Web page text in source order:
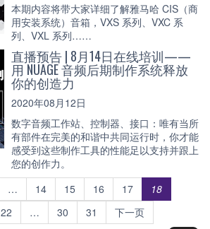
本期内容将带大家详细了解雅马哈 CIS（商
用安装系统）音箱，VXS 系列、VXC 系
列、VXL 系列……
直播预告 | 8月14日在线培训——
用 NUAGE 音频后期制作系统释放
你的创造力
2020年08月12日
数字音频工作站、控制器、接口：唯有当所
有部件在完美的和谐中共同运行时，你才能
感受到这些制作工具的性能足以支持并跟上
您的创作力。
… 14 15 16 17
18
22 … 30 31 下一页